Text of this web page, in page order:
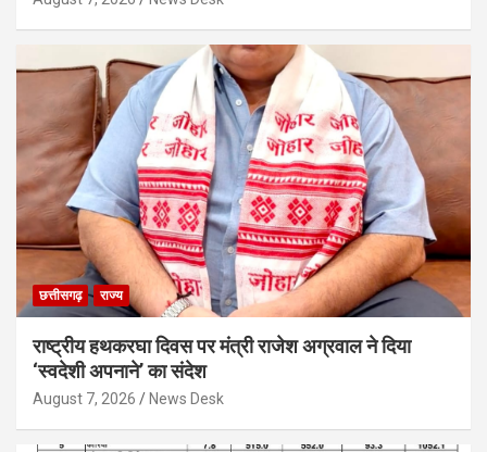
छत्तीसगढ़ राज्य
राष्ट्रीय हथकरघा दिवस पर मंत्री राजेश अग्रवाल ने दिया
‘स्वदेशी अपनाने’ का संदेश
August 7, 2026 News Desk